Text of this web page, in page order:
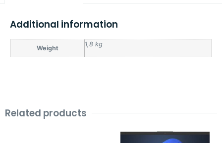
Additional information
Weight
1,8 kg
Related products